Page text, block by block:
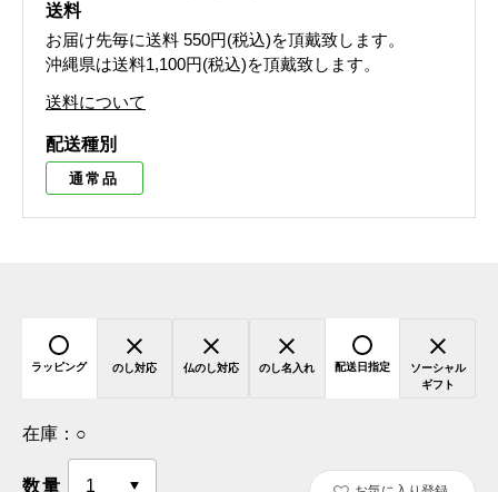
送料
お届け先毎に送料 550円(税込)を頂戴致します。
沖縄県は送料1,100円(税込)を頂戴致します。
送料について
配送種別
通常品
ラッピング のし対応 仏のし対応 のし名入れ 配送日指定
ソーシャル
ギフト
在庫： ○
数量